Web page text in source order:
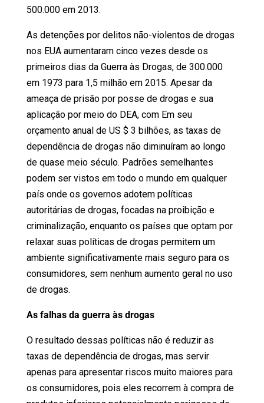
500.000 em 2013.
As detenções por delitos não-violentos de drogas
nos EUA aumentaram cinco vezes desde os
primeiros dias da Guerra às Drogas, de 300.000
em 1973 para 1,5 milhão em 2015. Apesar da
ameaça de prisão por posse de drogas e sua
aplicação por meio do DEA, com Em seu
orçamento anual de US $ 3 bilhões, as taxas de
dependência de drogas não diminuíram ao longo
de quase meio século. Padrões semelhantes
podem ser vistos em todo o mundo em qualquer
país onde os governos adotem políticas
autoritárias de drogas, focadas na proibição e
criminalização, enquanto os países que optam por
relaxar suas políticas de drogas permitem um
ambiente significativamente mais seguro para os
consumidores, sem nenhum aumento geral no uso
de drogas.
As falhas da guerra às drogas
O resultado dessas políticas não é reduzir as
taxas de dependência de drogas, mas servir
apenas para apresentar riscos muito maiores para
os consumidores, pois eles recorrem à compra de